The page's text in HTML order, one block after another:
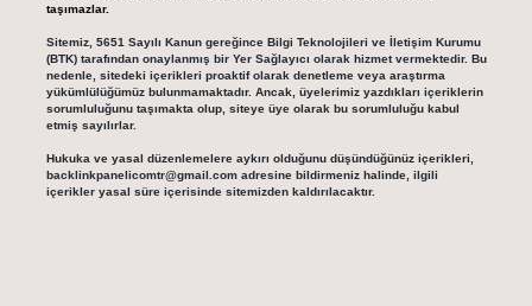
taşımazlar.
Sitemiz, 5651 Sayılı Kanun gereğince Bilgi Teknolojileri ve İletişim Kurumu
(BTK) tarafından onaylanmış bir Yer Sağlayıcı olarak hizmet vermektedir. Bu
nedenle, sitedeki içerikleri proaktif olarak denetleme veya araştırma
yükümlülüğümüz bulunmamaktadır. Ancak, üyelerimiz yazdıkları içeriklerin
sorumluluğunu taşımakta olup, siteye üye olarak bu sorumluluğu kabul
etmiş sayılırlar.
Hukuka ve yasal düzenlemelere aykırı olduğunu düşündüğünüz içerikleri,
backlinkpanelicomtr@gmail.comadresine bildirmeniz halinde, ilgili
içerikler yasal süre içerisinde sitemizden kaldırılacaktır.